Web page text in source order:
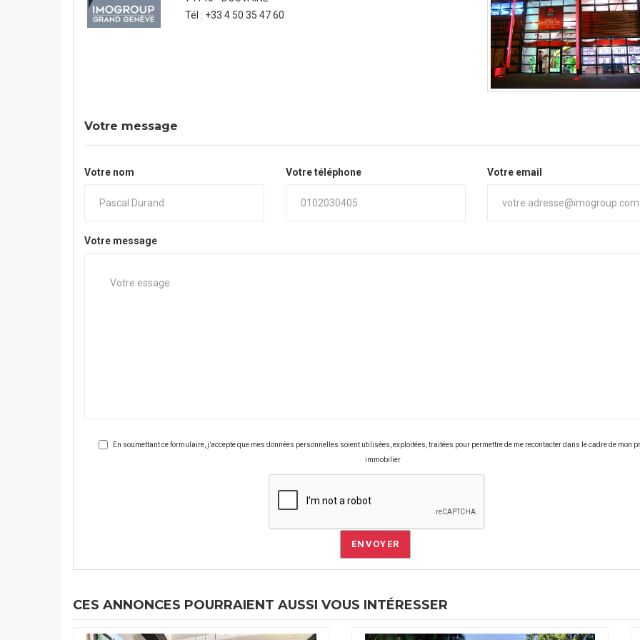
Tél : +33 4 50 35 47 60
Votre message
Votre nom Votre téléphone Votre email
Votre message
En soumettant ce formulaire, j’accepte que mes données personnelles soient utilisées, exploitées, traitées pour permettre de me recontacter dans le cadre de mon
immobilier
ENVOYER
CES ANNONCES POURRAIENT AUSSI VOUS INTÉRESSER